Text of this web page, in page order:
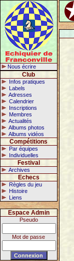
Nous écrire
Club
Infos pratiques
Labels
Adresses
Calendrier
Inscriptions
Membres
Actualités
Albums photos
Albums vidéos
Compétitions
Par équipes
Individuelles
Festival
Archives
Echecs
Règles du jeu
Histoire
Liens
Espace Admin
Pseudo
Mot de passe